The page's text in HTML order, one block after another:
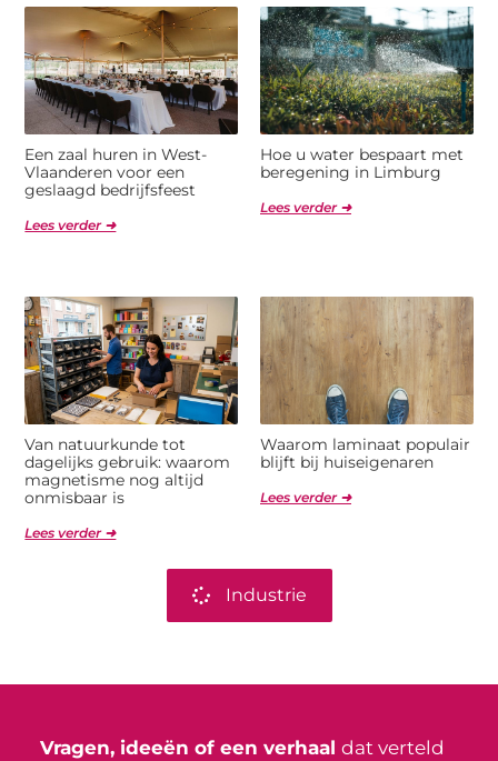
Een zaal huren in West-
Vlaanderen voor een
geslaagd bedrijfsfeest
Lees verder ➜
Hoe u water bespaart met
beregening in Limburg
Lees verder ➜
Van natuurkunde tot
dagelijks gebruik: waarom
magnetisme nog altijd
onmisbaar is
Lees verder ➜
Waarom laminaat populair
blijft bij huiseigenaren
Lees verder ➜
Industrie
Vragen, ideeën of een verhaal dat verteld